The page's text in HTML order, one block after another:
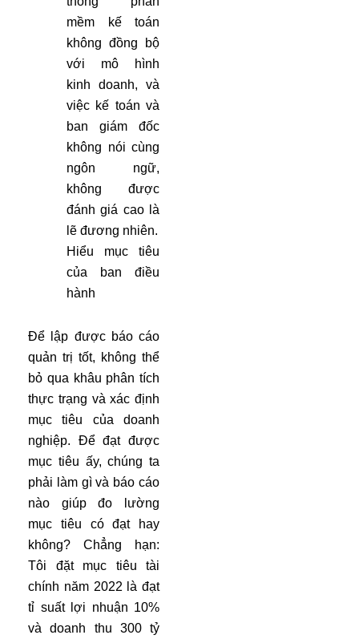
mềm kế toán
không đồng bộ
với mô hình
kinh doanh, và
việc kế toán và
ban giám đốc
không nói cùng
ngôn ngữ,
không được
đánh giá cao là
lẽ đương nhiên.
Hiểu mục tiêu
của ban điều
hành
Để lập được báo cáo
quản trị tốt, không thể
bỏ qua khâu phân tích
thực trạng và xác định
mục tiêu của doanh
nghiệp. Để đạt được
mục tiêu ấy, chúng ta
phải làm gì và báo cáo
nào giúp đo lường
mục tiêu có đạt hay
không? Chẳng hạn:
Tôi đặt mục tiêu tài
chính năm 2022 là đạt
tỉ suất lợi nhuận 10%
và doanh thu 300 tỷ